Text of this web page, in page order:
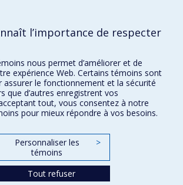
l’importance de respecter
nous permet d’améliorer et de
expérience Web. Certains témoins sont
assurer le fonctionnement et la sécurité
que d’autres enregistrent vos
tout, vous consentez à notre
pour mieux répondre à vos besoins.
Personnaliser les
témoins
>
Tout refuser